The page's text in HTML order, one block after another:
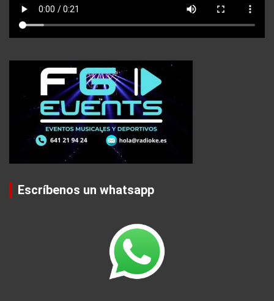
Escríbenos un whatsapp